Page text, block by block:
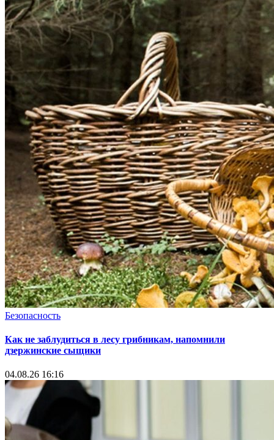
Безопасность
Как не заблудиться в лесу грибникам, напомнили
дзержинские сыщики
04.08.26 16:16